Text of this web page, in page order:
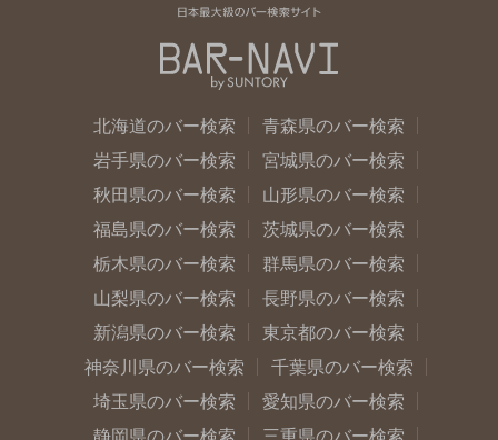
北海道のバー検索
青森県のバー検索
岩手県のバー検索
宮城県のバー検索
秋田県のバー検索
山形県のバー検索
福島県のバー検索
茨城県のバー検索
栃木県のバー検索
群馬県のバー検索
山梨県のバー検索
長野県のバー検索
新潟県のバー検索
東京都のバー検索
神奈川県のバー検索
千葉県のバー検索
埼玉県のバー検索
愛知県のバー検索
静岡県のバー検索
三重県のバー検索